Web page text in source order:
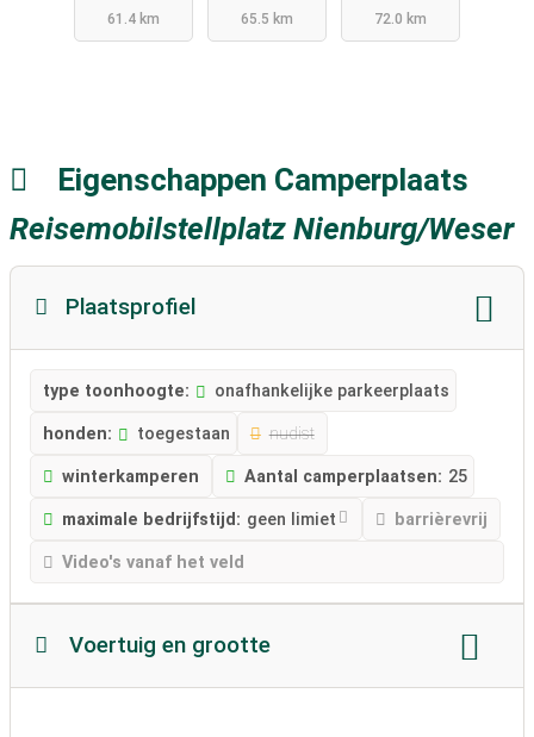
61.4 km
65.5 km
72.0 km
Eigenschappen Camperplaats
Reisemobilstellplatz Nienburg/Weser
Plaatsprofiel
type toonhoogte: onafhankelijke parkeerplaats
honden: toegestaan nudist
winterkamperen Aantal camperplaatsen: 25
maximale bedrijfstijd: geen limiet barrièrevrij
Video's vanaf het veld
Voertuig en grootte